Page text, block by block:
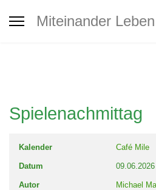
MiteinanderTreff
-
Spielenachmittag
Kalender Café Mile
Datum 09.06.2026
Autor Michael